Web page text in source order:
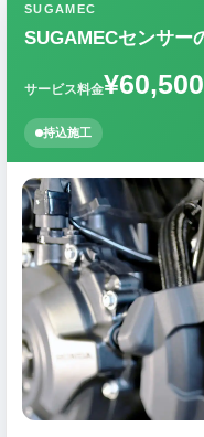
SUGAMEC
SUGAMECセンサー
サービス料金
持込施工